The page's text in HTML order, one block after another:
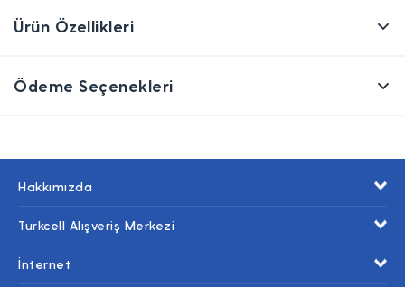
Ürün Özellikleri
Ödeme Seçenekleri
Hakkımızda
Turkcell Alışveriş Merkezi
İnternet